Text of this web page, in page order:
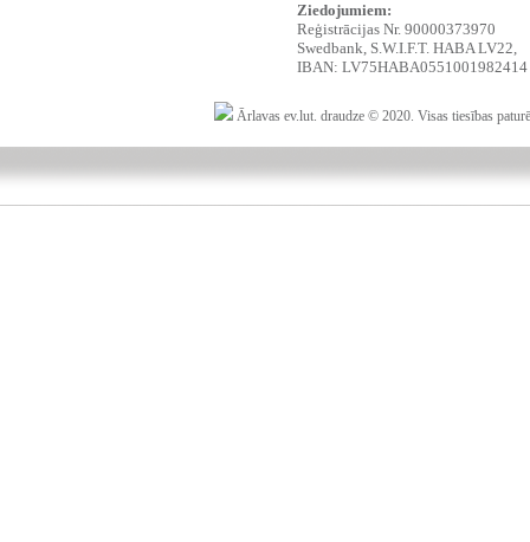
Ziedojumiem:
Reģistrācijas Nr. 90000373970
Swedbank, S.W.I.F.T. HABA LV22,
IBAN: LV75HABA0551001982414
Ārlavas ev.lut. draudze © 2020. Visas tiesības